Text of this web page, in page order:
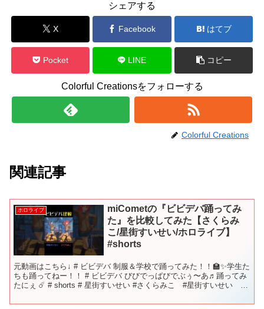
シェアする
X Facebook はてブ
Pocket LINE コピー
Colorful Creationsをフォローする
Colorful Creations
関連記事
ホロライブ
miCometの『ビビデバ踊ってみ
た』を比較してみた【さくらみ
こ/星街すいせい/ホロライブ】
#shorts
元動画はこちら↓ # ビビデバ 制服＆学校で踊ってみた！！🏫✨学生た
ちも踊ってねー！！ # ビビデバ びびでっばびでぶぅ〜あ♬踊ってみ
たにぇ ☄️ # shorts # 星街すいせい #さくらみこ #星街すいせい #